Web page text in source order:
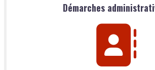
Démarches